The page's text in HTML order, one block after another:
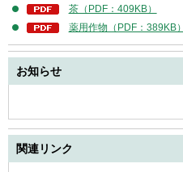
茶（PDF：409KB）
薬用作物（PDF：389KB）
お知らせ
関連リンク